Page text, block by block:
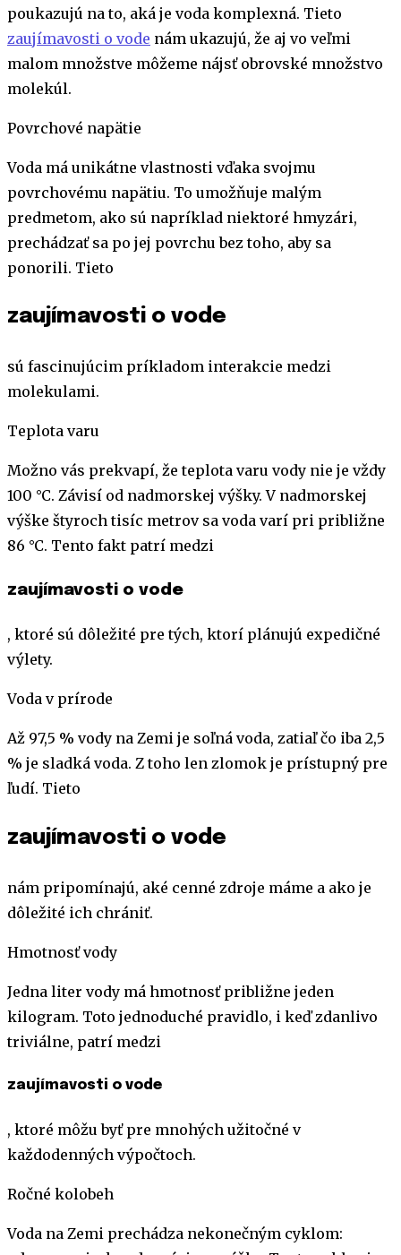
poukazujú na to, aká je voda komplexná. Tieto
zaujímavosti o vode nám ukazujú, že aj vo veľmi
malom množstve môžeme nájsť obrovské množstvo
molekúl.
Povrchové napätie
Voda má unikátne vlastnosti vďaka svojmu
povrchovému napätiu. To umožňuje malým
predmetom, ako sú napríklad niektoré hmyzári,
prechádzať sa po jej povrchu bez toho, aby sa
ponorili. Tieto
zaujímavosti o vode
sú fascinujúcim príkladom interakcie medzi
molekulami.
Teplota varu
Možno vás prekvapí, že teplota varu vody nie je vždy
100 °C. Závisí od nadmorskej výšky. V nadmorskej
výške štyroch tisíc metrov sa voda varí pri približne
86 °C. Tento fakt patrí medzi
zaujímavosti o vode
, ktoré sú dôležité pre tých, ktorí plánujú expedičné
výlety.
Voda v prírode
Až 97,5 % vody na Zemi je soľná voda, zatiaľ čo iba 2,5
% je sladká voda. Z toho len zlomok je prístupný pre
ľudí. Tieto
zaujímavosti o vode
nám pripomínajú, aké cenné zdroje máme a ako je
dôležité ich chrániť.
Hmotnosť vody
Jedna liter vody má hmotnosť približne jeden
kilogram. Toto jednoduché pravidlo, i keď zdanlivo
triviálne, patrí medzi
zaujímavosti o vode
, ktoré môžu byť pre mnohých užitočné v
každodenných výpočtoch.
Ročné kolobeh
Voda na Zemi prechádza nekonečným cyklom: